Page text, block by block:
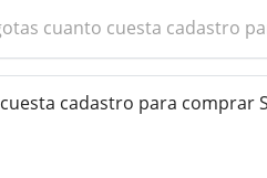
cuanto cuesta cadastro
cadastro para comprar